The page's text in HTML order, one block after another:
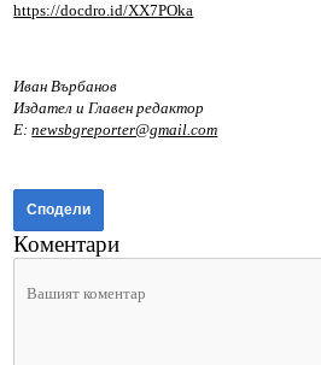
ВИДЕО
ISSN : 3033-1684
Иван Върбанов – журналист | The News BG
РЕДАКЦИОННА ПОЛИТИКА НА THE NEWS
https://docdro.id/XX7POka
Иван Върбанов
Издател и Главен редактор
Е:newsbgreporter@gmail.com
Сподели
Коментари